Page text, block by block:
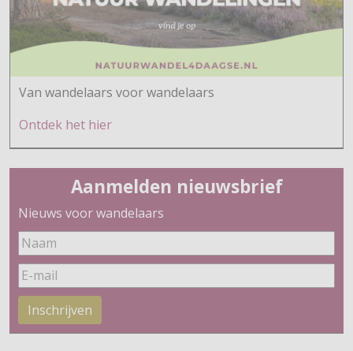
Van wandelaars voor wandelaars
Ontdek het hier
Aanmelden nieuwsbrief
Nieuws voor wandelaars
Inschrijven